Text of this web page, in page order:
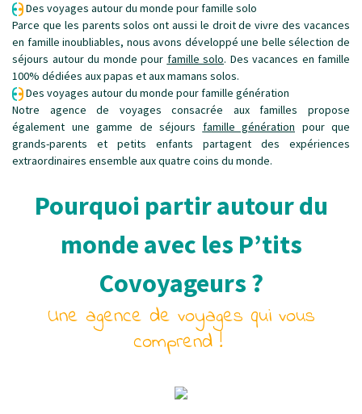
Des voyages autour du monde pour famille solo
Parce que les parents solos ont aussi le droit de vivre des vacances
en famille inoubliables, nous avons développé une belle sélection de
séjours autour du monde pour famille solo. Des vacances en famille
100% dédiées aux papas et aux mamans solos.
Des voyages autour du monde pour famille génération
Notre agence de voyages consacrée aux familles propose
également une gamme de séjours famille génération pour que
grands-parents et petits enfants partagent des expériences
extraordinaires ensemble aux quatre coins du monde.
Pourquoi partir autour du
monde avec les P’tits
Covoyageurs ?
Une agence de voyages qui vous
comprend !